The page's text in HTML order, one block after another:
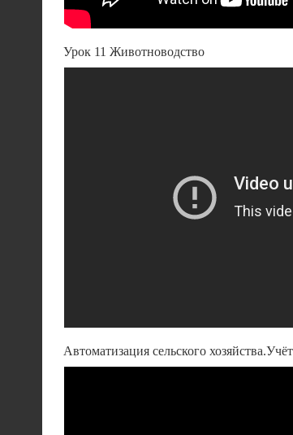
Урок 11 Животноводство
Автоматизация сельского